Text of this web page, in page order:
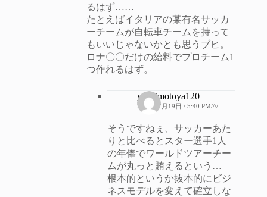
るはず……
たとえばイタリアの某有名サッカ
ーチームが自転車チームを持って
もいいじゃないかとも思うブヒ。
ロナ〇〇だけの給料でプロチーム1
つ作れるはず。
yoshimotoya120
2019年7月19日 / 5:40 PM////
そうですねぇ、サッカーあた
りと比べるとスター選手1人
の年俸でワールドツアーチー
ムが丸っと賄えるという…
根本的というか抜本的にビジ
ネスモデルを変えて確立しな